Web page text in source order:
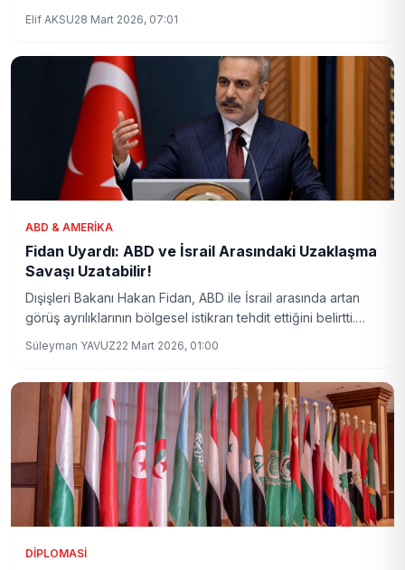
Elif AKSU28 Mart 2026, 07:01
ABD & AMERIKA
Fidan Uyardı: ABD ve İsrail Arasındaki Uzaklaşma
Savaşı Uzatabilir!
Dışişleri Bakanı Hakan Fidan, ABD ile İsrail arasında artan
görüş ayrılıklarının bölgesel istikrarı tehdit ettiğini belirtti.
derinleştirebileceği uyarısında bulundu.
Süleyman YAVUZ22 Mart 2026, 01:00
DIPLOMASI